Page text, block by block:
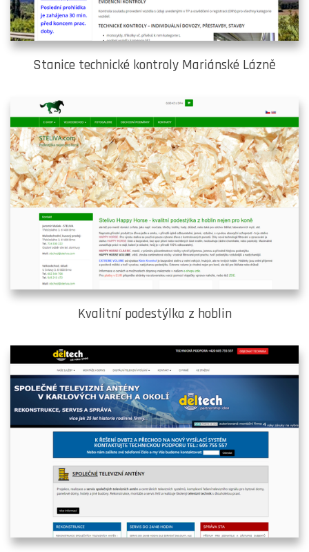
Stanice technické kontroly Mariánské Lázně
Kvalitní podestýlka z hoblin